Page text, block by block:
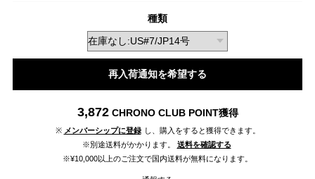
種類
再入荷通知を希望する
3,872 CHRONO CLUB POINT獲得
※ メンバーシップに登録 し、購入をすると獲得できます。
※別途送料がかかります。
送料を確認する
※¥10,000以上のご注文で国内送料が無料になります。